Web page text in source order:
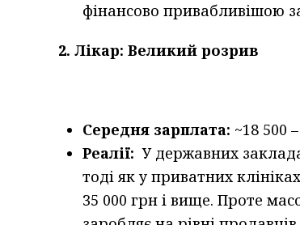
фінансово привабливішою
2. Лікар: Великий розрив
Середня зарплата: ~18 500
Реалії: У державних
тоді як у приватних
35 000 грн і вище. Проте